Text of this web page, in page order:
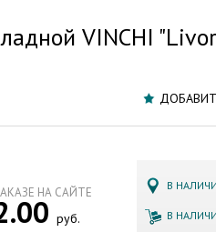
VINCHI
В
В
НА САЙТЕ
руб.